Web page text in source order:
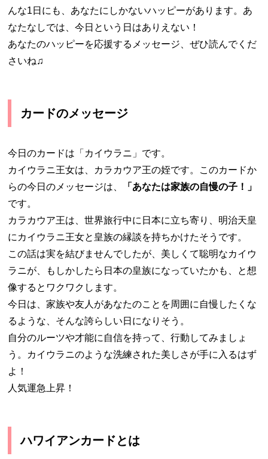
んな1日にも、あなたにしかないハッピーがあります。あ
なたなしでは、今日という日はありえない！
あなたのハッピーを応援するメッセージ、ぜひ読んでくだ
さいね♫
カードのメッセージ
今日のカードは「カイウラニ」です。
カイウラニ王女は、カラカウア王の姪です。このカードか
らの今日のメッセージは、
「あなたは家族の自慢の子！」
です。
カラカウア王は、世界旅行中に日本に立ち寄り、明治天皇
にカイウラニ王女と皇族の縁談を持ちかけたそうです。
この話は実を結びませんでしたが、美しくて聡明なカイウ
ラニが、もしかしたら日本の皇族になっていたかも、と想
像するとワクワクします。
今日は、家族や友人があなたのことを周囲に自慢したくな
るような、そんな誇らしい日になりそう。
自分のルーツや才能に自信を持って、行動してみましょ
う。カイウラニのような洗練された美しさが手に入るはず
よ！
人気運急上昇！
ハワイアンカードとは